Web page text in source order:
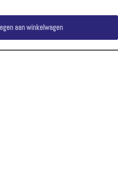
aan winkelwagen